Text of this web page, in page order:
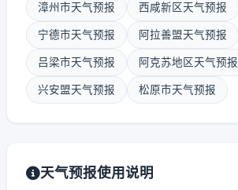
漳州市天气预报 西咸新区天气预报
宁德市天气预报 阿拉善盟天气预报
吕梁市天气预报 阿克苏地区天气预报
兴安盟天气预报 松原市天气预报
天气预报使用说明